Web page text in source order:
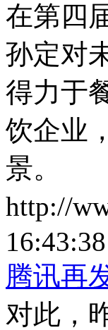
在第四
孙定对
得力于
饮企业
景。
http://
16:43:38
腾讯再
对此，